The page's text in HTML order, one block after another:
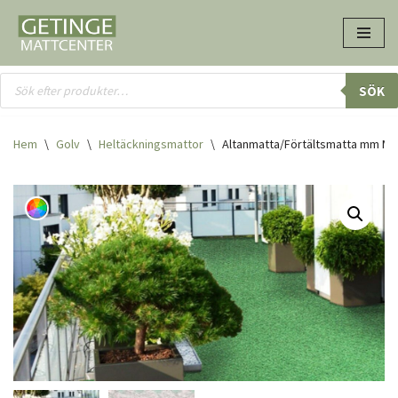
Hoppa
till
innehåll
SÖK
Hem \ Golv \ Heltäcknings­mattor \ Altanmatta/Förtältsmatta mm